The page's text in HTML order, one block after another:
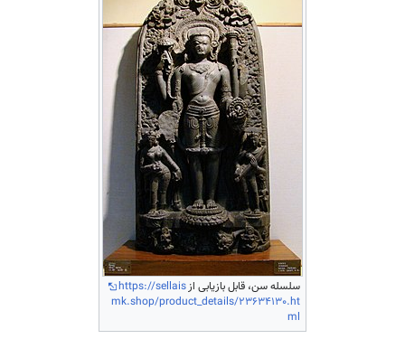
سلسله سن، قابل بازیابی ازhttps://sellais
mk.shop/product_details/23634130.ht
ml